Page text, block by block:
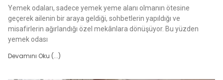
Yemek odaları, sadece yemek yeme alanı olmanın ötesine
geçerek ailenin bir araya geldiği, sohbetlerin yapıldığı ve
misafirlerin ağırlandığı özel mekânlara dönüşüyor. Bu yüzden
yemek odası
Devamını Oku (...)